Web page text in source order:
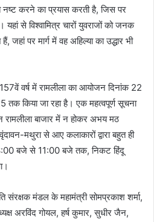
करने का प्रयास करती है, जिस पर
से विश्वामित्र चारों युवराजों को जनक
पर मार्ग में वह अहिल्या का उद्धार भी
वर्ष में रामलीला का आयोजन दिनांक 22
किया जा रहा है। एक महत्वपूर्ण सूचना
रामलीला बाजार में न होकर अभय मठ
मथुरा से आए कलाकारों द्वारा बहुत ही
बजे से 11:00 बजे तक, निकट हिंदू
संरक्षक मंडल के महामंत्री सोमप्रकाश शर्मा,
अरविंद गोयल, हर्ष कुमार, सुधीर जैन,